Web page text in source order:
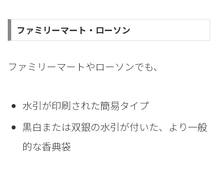
ファミリーマート・ローソン
ファミリーマートやローソンでも、
水引が印刷された簡易タイプ
黒白または双銀の水引が付いた、より一般
的な香典袋